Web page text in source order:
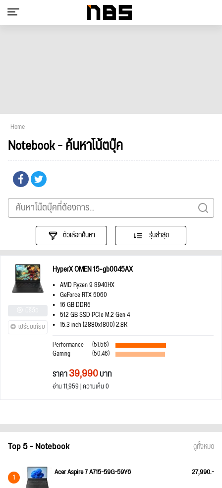
Home
Notebook - ค้นหาโน้ตบุ๊ค
ตัวเลือกค้นหา รุ่นล่าสุด
เปรียบเทียบ
HyperX OMEN 15-gb0045AX
AMD Ryzen 9 8940HX
GeForce RTX 5060
16 GB DDR5
512 GB SSD PCIe M.2 Gen 4
15.3 inch (2880x1800) 2.8K
Performance
(51.56)
Gaming (50.46)
ราคา39,990บาท
อ่าน 11,959 | ความเห็น 0
Top 5 - Notebook ดูทั้งหมด
1 Acer Aspire 7 A715-59G-59Y6 27,990.-